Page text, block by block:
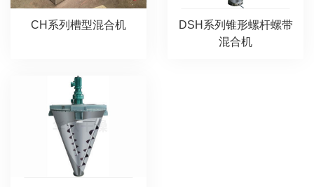
CH系列槽型混合机
DSH系列锥形螺杆螺带
混合机